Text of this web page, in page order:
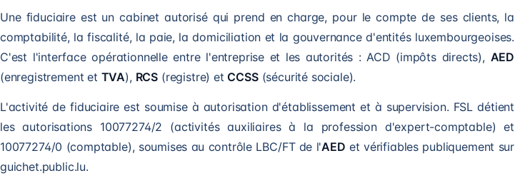
Une fiduciaire est un cabinet autorisé qui prend en charge, pour le compte de ses clients, la
comptabilité, la fiscalité, la paie, la domiciliation et la gouvernance d'entités luxembourgeoises.
C'est l'interface opérationnelle entre l'entreprise et les autorités : ACD (impôts directs), AED
(enregistrement et TVA), RCS (registre) etCCSS(sécurité sociale).
L'activité de fiduciaire est soumise à autorisation d'établissement et à supervision. FSL détient
les autorisations 10077274/2 (activités auxiliaires à la profession d'expert-comptable) et
10077274/0 (comptable), soumises au contrôle LBC/FT de l'AED et vérifiables publiquement sur
guichet.public.lu.